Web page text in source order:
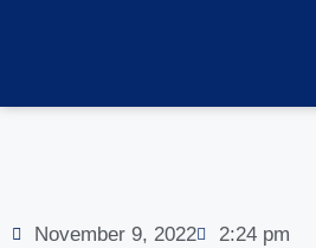
November 9, 2022 2:24 pm